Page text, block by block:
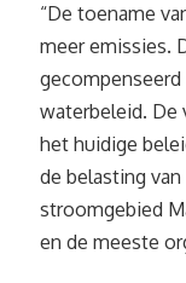
“De toename
meer emissies.
waterbeleid. De
het huidige
de belasting
stroomgebied
en de meeste